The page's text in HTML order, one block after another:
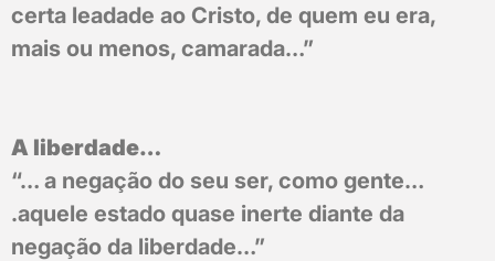
certa leadade ao Cristo, de quem eu era,
mais ou menos, camarada…”
A liberdade…
“… a negação do seu ser, como gente…
.aquele estado quase inerte diante da
negação da liberdade…”